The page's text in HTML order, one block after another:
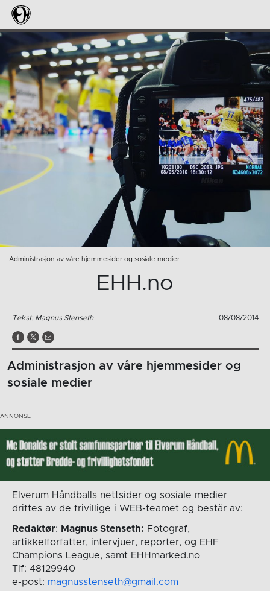
Administrasjon av våre hjemmesider og sosiale medier
EHH.no
Tekst: Magnus Stenseth 08/08/2014
Administrasjon av våre hjemmesider og
sosiale medier
Elverum Håndballs nettsider og sosiale medier
driftes av de frivillige i WEB-teamet og består av:
Redaktør: Magnus Stenseth: Fotograf,
artikkelforfatter, intervjuer, reporter, og EHF
Champions League, samt EHHmarked.no
Tlf: 48129940
e-post: magnusstenseth@gmail.com